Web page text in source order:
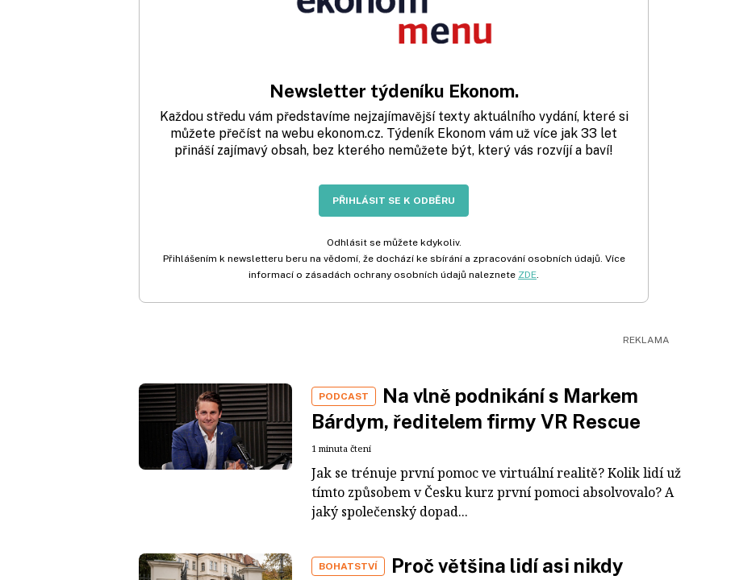
Newsletter týdeníku Ekonom.
Každou středu vám představíme nejzajímavější texty aktuálního vydání, které si
můžete přečíst na webu ekonom.cz. Týdeník Ekonom vám už více jak 33 let
přináší zajímavý obsah, bez kterého nemůžete být, který vás rozvíjí a baví!
PŘIHLÁSIT SE K ODBĚRU
Odhlásit se můžete kdykoliv.
Přihlášením k newsletteru beru na vědomí, že dochází ke sbírání a zpracování osobních údajů. Více
informací o zásadách ochrany osobních údajů naleznete ZDE
PODCAST
Na vlně podnikání s Markem
Bárdym, ředitelem firmy VR Rescue
1 minuta čtení
Jak se trénuje první pomoc ve virtuální realitě? Kolik lidí už
tímto způsobem v Česku kurz první pomoci absolvovalo? A
jaký společenský dopad...
BOHATSTVÍ
Proč většina lidí asi nikdy